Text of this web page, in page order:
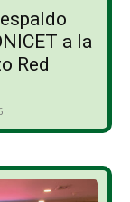
a la
Red